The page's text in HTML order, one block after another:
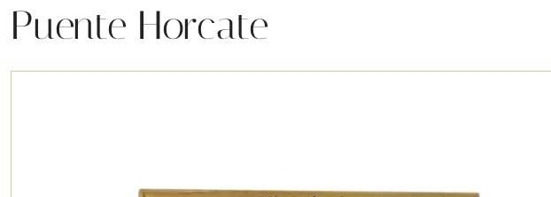
Puente Horcate